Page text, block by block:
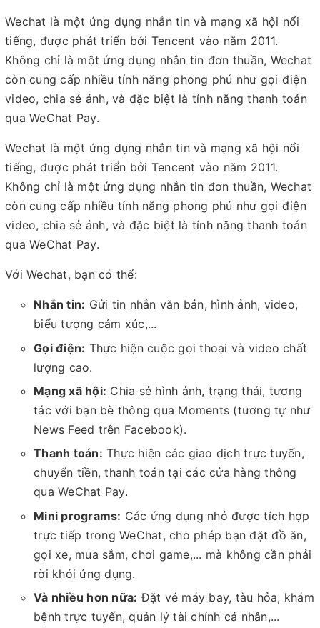
Wechat là một ứng dụng nhắn tin và mạng xã hội nổi
tiếng, được phát triển bởi Tencent vào năm 2011.
Không chỉ là một ứng dụng nhắn tin đơn thuần, Wechat
còn cung cấp nhiều tính năng phong phú như gọi điện
video, chia sẻ ảnh, và đặc biệt là tính năng thanh toán
qua WeChat Pay.
Wechat là một ứng dụng nhắn tin và mạng xã hội nổi
tiếng, được phát triển bởi Tencent vào năm 2011.
Không chỉ là một ứng dụng nhắn tin đơn thuần, Wechat
còn cung cấp nhiều tính năng phong phú như gọi điện
video, chia sẻ ảnh, và đặc biệt là tính năng thanh toán
qua WeChat Pay.
Với Wechat, bạn có thể:
Nhắn tin: Gửi tin nhắn văn bản, hình ảnh, video,
biểu tượng cảm xúc,...
Gọi điện: Thực hiện cuộc gọi thoại và video chất
lượng cao.
Mạng xã hội: Chia sẻ hình ảnh, trạng thái, tương
tác với bạn bè thông qua Moments (tương tự như
News Feed trên Facebook).
Thanh toán: Thực hiện các giao dịch trực tuyến,
chuyển tiền, thanh toán tại các cửa hàng thông
qua WeChat Pay.
Mini programs: Các ứng dụng nhỏ được tích hợp
trực tiếp trong WeChat, cho phép bạn đặt đồ ăn,
gọi xe, mua sắm, chơi game,... mà không cần phải
rời khỏi ứng dụng.
Và nhiều hơn nữa: Đặt vé máy bay, tàu hỏa, khám
bệnh trực tuyến, quản lý tài chính cá nhân,...